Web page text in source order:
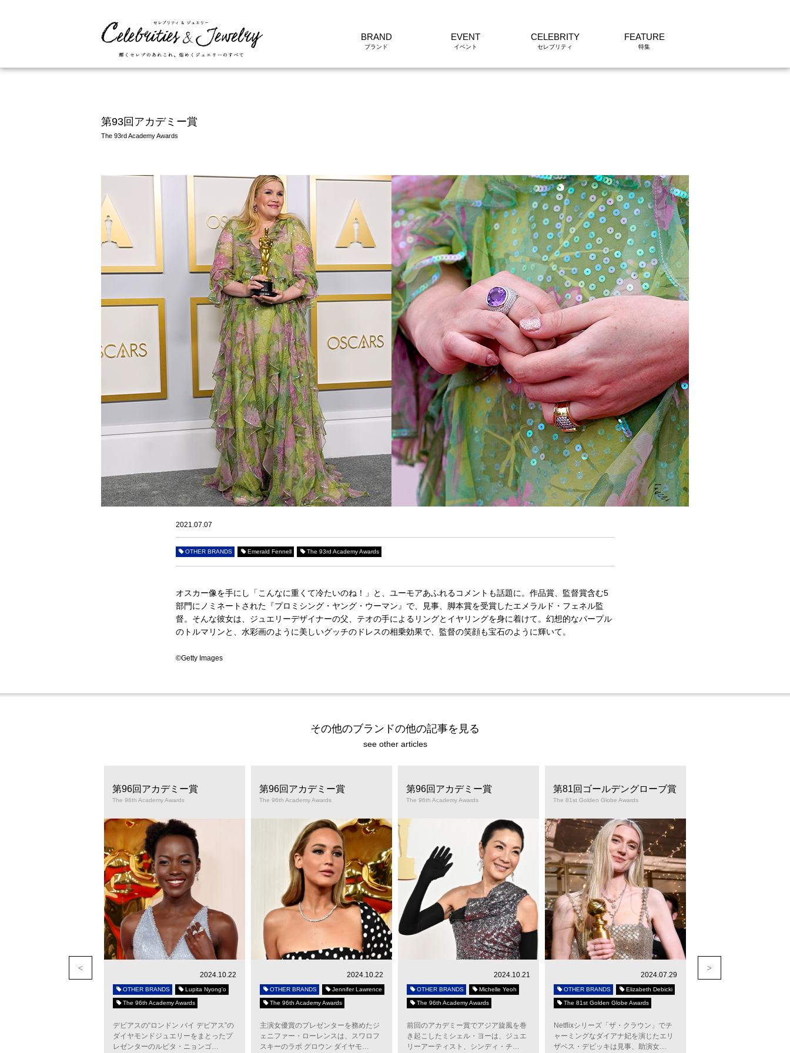
BRAND EVENT CELEBRITY FEATURE
第93回アカデミー賞
The 93rd Academy Awards
2021.07.07
OTHER BRANDS Emerald Fennell The 93rd Academy Awards
オスカー像を手にし「こんなに重くて冷たいのね！」と、ユーモアあふれるコメントも話題に。作品賞、監督賞含む5
部門にノミネートされた『プロミシング・ヤング・ウーマン』で、見事、脚本賞を受賞したエメラルド・フェネル監
督。そんな彼女は、ジュエリーデザイナーの父、テオの手によるリングとイヤリングを身に着けて。幻想的なパープル
のトルマリンと、水彩画のように美しいグッチのドレスの相乗効果で、監督の笑顔も宝石のように輝いて。
©Getty Images
その他のブランドの他の記事を見る
see other articles
第96回アカデミー賞
The 96th Academy Awards
2024.10.22
OTHER BRANDS Lupita Nyong'o
The 96th Academy Awards
デビアスの“ロンドン バイ デビアス”の
ダイヤモンドジュエリーをまとったプ
レゼンターのルピタ・ニョンゴ…
第96回アカデミー賞
The 96th Academy Awards
2024.10.22
OTHER BRANDS Jennifer Lawrence
The 96th Academy Awards
主演女優賞のプレゼンターを務めたジ
ェニファー・ローレンスは、スワロフ
スキーのラボ グロウン ダイヤモ…
第96回アカデミー賞
The 96th Academy Awards
2024.10.21
OTHER BRANDS Michelle Yeoh
The 96th Academy Awards
前回のアカデミー賞でアジア旋風を巻
き起こしたミシェル・ヨーは、ジュエ
リーアーティスト、シンディ・チ…
第81回ゴールデングローブ賞
The 81st Golden Globe Awards
2024.07.29
OTHER BRANDS Elizabeth Debicki
The 81st Golden Globe Awards
Netflixシリーズ「ザ・クラウン」でチ
ャーミングなダイアナ妃を演じたエリ
ザベス・デビッキは見事、助演女…